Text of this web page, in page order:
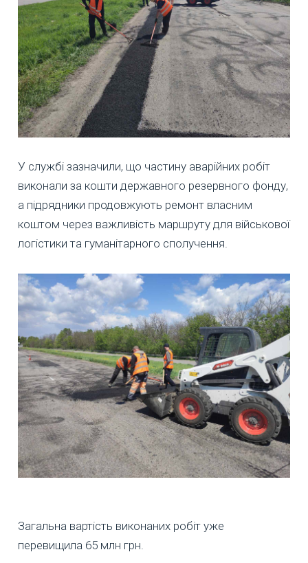
У службі зазначили, що частину аварійних робіт
виконали за кошти державного резервного фонду,
а підрядники продовжують ремонт власним
коштом через важливість маршруту для військової
логістики та гуманітарного сполучення.
Загальна вартість виконаних робіт уже
перевищила 65 млн грн.